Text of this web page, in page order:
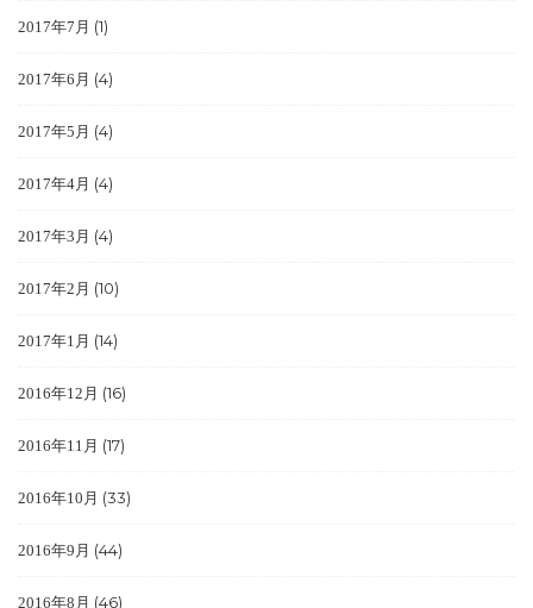
2017年7月 (1)
2017年6月 (4)
2017年5月 (4)
2017年4月 (4)
2017年3月 (4)
2017年2月 (10)
2017年1月 (14)
2016年12月 (16)
2016年11月 (17)
2016年10月 (33)
2016年9月 (44)
2016年8月 (46)